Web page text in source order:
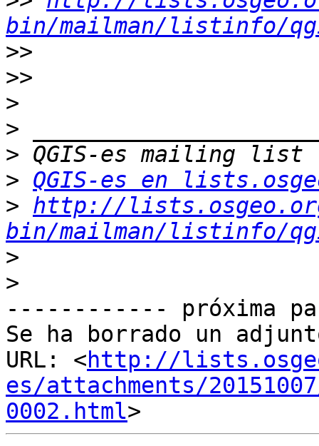
bin/mailman/listinfo/
>>
>>
>
>
>
> QGIS-es en
> http://
bin/mailman/listinfo/
>
>
------------ próxima
Se ha borrado un
URL: <http://
es/attachments/
0002.html